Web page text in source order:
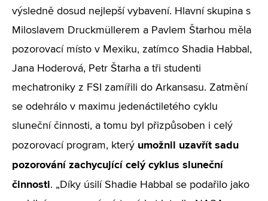
výsledně dosud nejlepší vybavení. Hlavní skupina s
Miloslavem Druckmüllerem a Pavlem Štarhou měla
pozorovací místo v Mexiku, zatímco Shadia Habbal,
Jana Hoderová, Petr Štarha a tři studenti
mechatroniky z FSI zamířili do Arkansasu. Zatmění
se odehrálo v maximu jedenáctiletého cyklu
sluneční činnosti, a tomu byl přizpůsoben i celý
pozorovací program, který umožnil uzavřít sadu
pozorování zachycující celý cyklus sluneční
činnosti. „Díky úsilí Shadie Habbal se podařilo jako